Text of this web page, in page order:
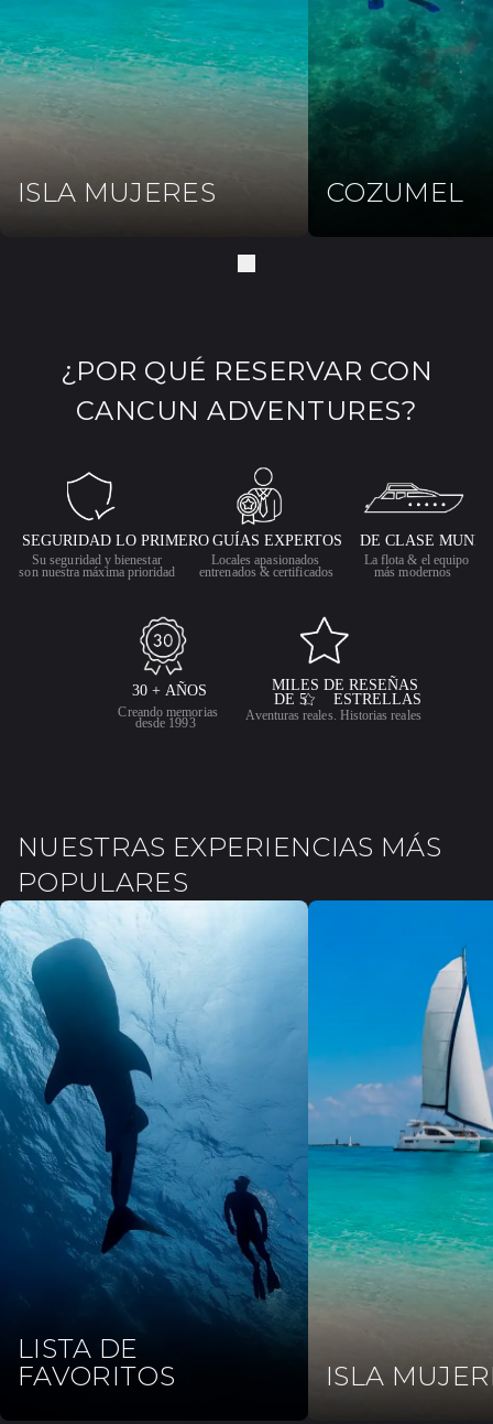
ISLA MUJERES COZUMEL
¿POR QUÉ RESERVAR CON
CANCUN ADVENTURES?
NUESTRAS EXPERIENCIAS MÁS
POPULARES
LISTA DE
FAVORITOS
ISLA